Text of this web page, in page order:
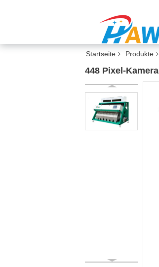
Startseite Produkte
448 Pixel-